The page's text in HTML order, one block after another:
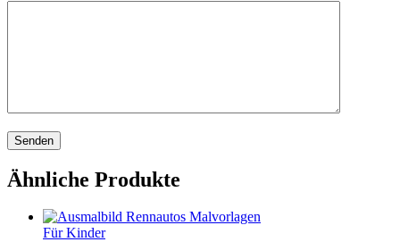
Ähnliche Produkte
Für Kinder